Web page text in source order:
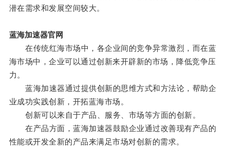
潜在需求和发展空间较大。
蓝海加速器官网
在传统红海市场中，各企业间的竞争异常激烈，而在蓝
海市场中，企业可以通过创新来开辟新的市场，降低竞争压
力。
蓝海加速器通过提供创新的思维方式和方法论，帮助企
业成功实践创新，开拓蓝海市场。
创新可以来自于产品、服务、市场等方面的创新。
在产品方面，蓝海加速器鼓励企业通过改善现有产品的
性能或开发全新的产品来满足市场对创新的需求。